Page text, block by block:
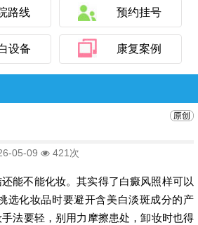
路线 预约挂号
设备 康复案例
05-09 421次
能不能化妆。其实得了白癜风照样可以
选化妆品时要避开含美白淡斑成分的产
法要轻，别用力摩擦患处，卸妆时也得